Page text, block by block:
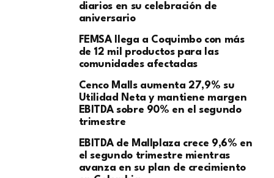
diarios en su celebración de
aniversario
FEMSA llega a Coquimbo con más
de 12 mil productos para las
comunidades afectadas
Cenco Malls aumenta 27,9% su
Utilidad Neta y mantiene margen
EBITDA sobre 90% en el segundo
trimestre
EBITDA de Mallplaza crece 9,6% en
el segundo trimestre mientras
avanza en su plan de crecimiento